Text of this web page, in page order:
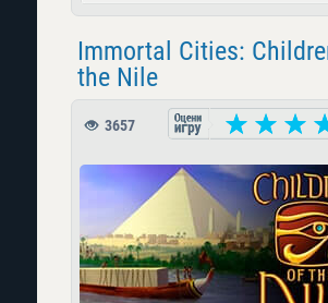
Immortal Cities:
the Nile
3657